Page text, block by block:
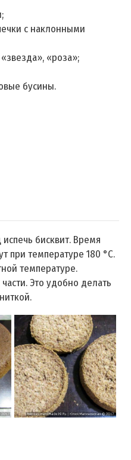
с наклонными
«роза»;
бусины.
бисквит. Время
при температуре 180 °C.
температуре.
Это удобно делать